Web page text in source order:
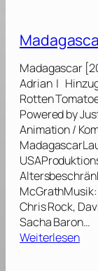
d
u
r
c
h
E
u
r
o
p
a
[
2
0
a
a
s
c
a
r
2
[
2
0
0
8
]
Madagascar
Adrian |
Rotten
Powered by
Animation /
Chris Rock,
Sacha Baron…
Weiterlesen: